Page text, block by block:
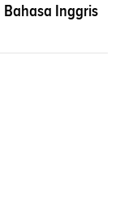
Inggris